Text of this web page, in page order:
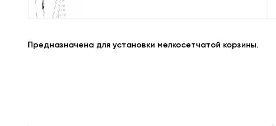
Предназначена для установки мелкосетчатой корзины.